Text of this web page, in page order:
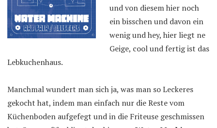
und von diesem hier noch
ein bisschen und davon ein
wenig und hey, hier liegt ne
Geige, cool und fertig ist das
Lebkuchenhaus.
Manchmal wundert man sich ja, was man so Leckeres
gekocht hat, indem man einfach nur die Reste vom
Küchenboden aufgefegt und in die Friteuse geschmissen